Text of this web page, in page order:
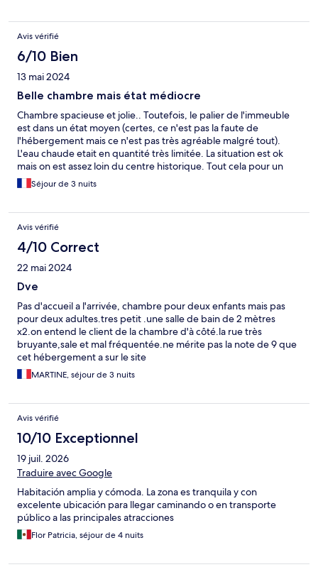
Avis vérifié
6/10 Bien
13 mai 2024
Belle chambre mais état médiocre
Chambre spacieuse et jolie.. Toutefois, le palier de l'immeuble
est dans un état moyen (certes, ce n'est pas la faute de
l'hébergement mais ce n'est pas très agréable malgré tout).
L'eau chaude etait en quantité très limitée. La situation est ok
mais on est assez loin du centre historique. Tout cela pour un
prix relativement élevé.
Séjour de 3 nuits
Avis vérifié
4/10 Correct
22 mai 2024
Dve
Pas d'accueil a l'arrivée, chambre pour deux enfants mais pas
pour deux adultes.tres petit .une salle de bain de 2 mètres
x2.on entend le client de la chambre d'à côté.la rue très
bruyante,sale et mal fréquentée.ne mérite pas la note de 9 que
cet hébergement a sur le site
MARTINE, séjour de 3 nuits
Avis vérifié
10/10 Exceptionnel
19 juil. 2026
Traduire avec Google
Habitación amplia y cómoda. La zona es tranquila y con
excelente ubicación para llegar caminando o en transporte
público a las principales atracciones
Flor Patricia, séjour de 4 nuits